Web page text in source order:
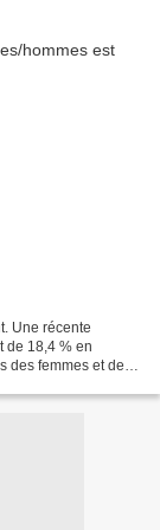
Une récente
de 18,4 % en
femmes et des